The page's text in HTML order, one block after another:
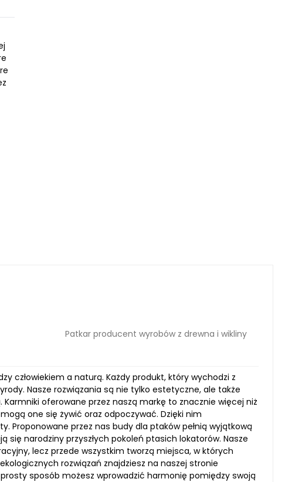
Patkar producent wyrobów z drewna i wikliny
człowiekiem a naturą. Każdy produkt, który wychodzi z
Nasze rozwiązania są nie tylko estetyczne, ale także
oferowane przez naszą markę to znacznie więcej niż
one się żywić oraz odpoczywać. Dzięki nim
Proponowane przez nas budy dla ptaków pełnią wyjątkową
narodziny przyszłych pokoleń ptasich lokatorów. Nasze
lecz przede wszystkim tworzą miejsca, w których
rozwiązań znajdziesz na naszej stronie
sposób możesz wprowadzić harmonię pomiędzy swoją